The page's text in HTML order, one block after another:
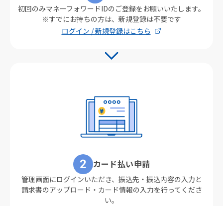
初回のみマネーフォワードIDのご登録をお願いいたします。
※すでにお持ちの方は、新規登録は不要です
ログイン / 新規登録はこちら
カード払い申請
管理画面にログインいただき、振込先・振込内容の入力と
請求書のアップロード・カード情報の入力を行ってくださ
い。